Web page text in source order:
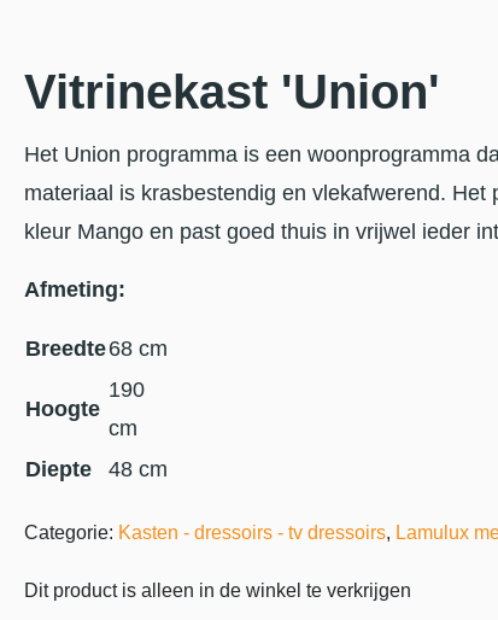
Vitrinekast 'Union'
Het Union programma is een woonprogramma
materiaal is krasbestendig en vlekafwerend.
kleur Mango en past goed thuis in vrijwel ieder
Afmeting:
Breedte68 cm
Hoogte
190
cm
Diepte
48 cm
Categorie: Kasten - dressoirs - tv dressoirs, Lamulux
Dit product is alleen in de winkel te verkrijgen